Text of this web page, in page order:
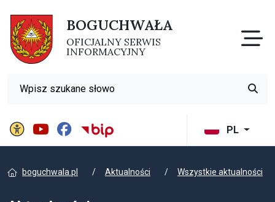
BOGUCHWAŁA
OFICJALNY SERWIS
INFORMACYJNY
PL
Panel ustawień witrynyBIP Gminy Boguchwała
Wyszukiwarka
boguchwala.pl Aktualności Wszystkie aktualności